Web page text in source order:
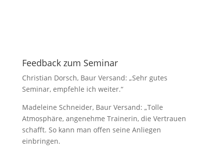
Feedback zum Seminar
Christian Dorsch, Baur Versand: „Sehr gutes
Seminar, empfehle ich weiter.“
Madeleine Schneider, Baur Versand: „Tolle
Atmosphäre, angenehme Trainerin, die Vertrauen
schafft. So kann man offen seine Anliegen
einbringen.